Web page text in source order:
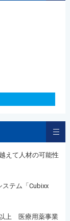
えて人材の可能性
テム「Cubixx
上 医療用薬事業